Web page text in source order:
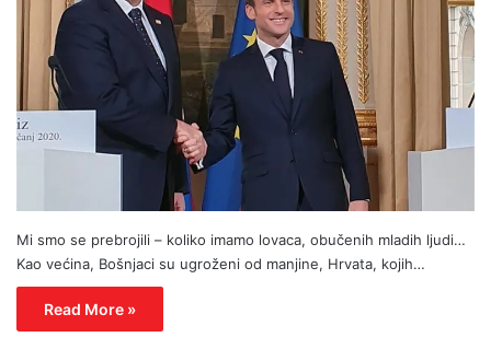
Mi smo se prebrojili – koliko imamo lovaca, obučenih mladih ljudi…
Kao većina, Bošnjaci su ugroženi od manjine, Hrvata, kojih…
Read More »